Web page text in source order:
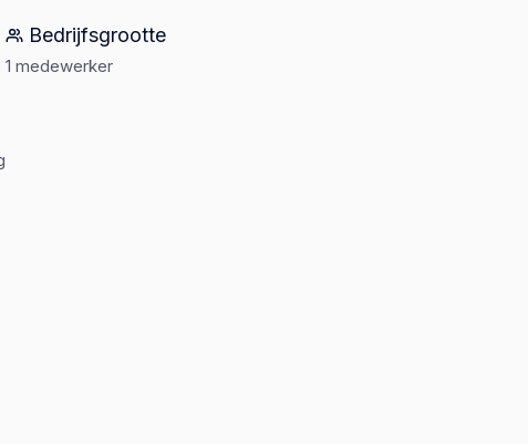
Bedrijfsgrootte
1 medewerker